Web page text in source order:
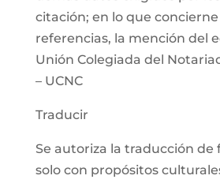
citación; en lo que concierne
referencias, la mención del
Unión Colegiada del
– UCNC
Traducir
Se autoriza la traducción de
solo con propósitos